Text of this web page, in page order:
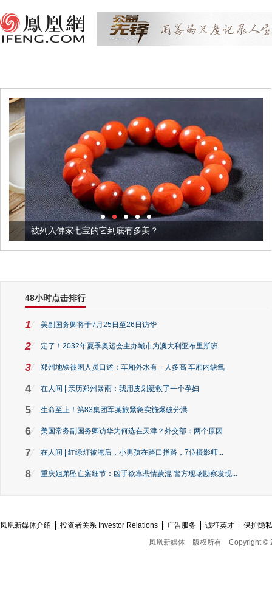
被列入佛家七宝的它到底有多美？
48小时点击排行
1 美副国务卿将于7月25日至26日访华
2 定了！2032年夏季奥运会主办城市为澳大利亚布里斯班
3 郑州地铁被困人员口述：车厢外水有一人多高 车厢内缺氧
4 在人间 | 亲历郑州暴雨：我用皮划艇救了一个孕妇
5 生命至上！第83集团军某旅紧急实施爆破分洪
6 美国常务副国务卿访华为何选在天津？外交部：两个原因
7 在人间 | 红绿灯被淹后，小男孩在路口指路，7位摄影师...
8 重庆姐弟坠亡案细节：凶手欲靠悲情蒙混 警方现场勘察发现...
凤凰新媒体介绍 投资者关系 Investor Relations 广告服务 诚征英才
保护隐
凤凰新媒体
版权所有 Copyright ©